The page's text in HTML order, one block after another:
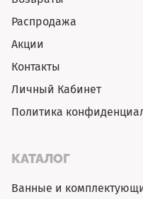
Распродажа
Акции
Контакты
Личный Кабинет
Политика
КАТАЛОГ
Ванные и